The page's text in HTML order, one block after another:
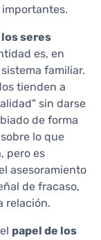
seres
es, en
familiar.
tienden a
sin darse
de forma
lo que
pero es
asesoramiento
de fracaso,
relación.
papel de los